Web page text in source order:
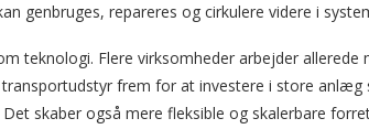
genbruges, repareres og cirkulere videre i
teknologi. Flere virksomheder arbejder allerede
frem for at investere i store anlæg
skaber også mere fleksible og skalerbare